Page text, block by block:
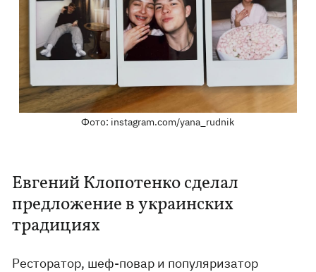
Фото: instagram.com/yana_rudnik
Евгений Клопотенко сделал
предложение в украинских
традициях
Ресторатор, шеф-повар и популяризатор